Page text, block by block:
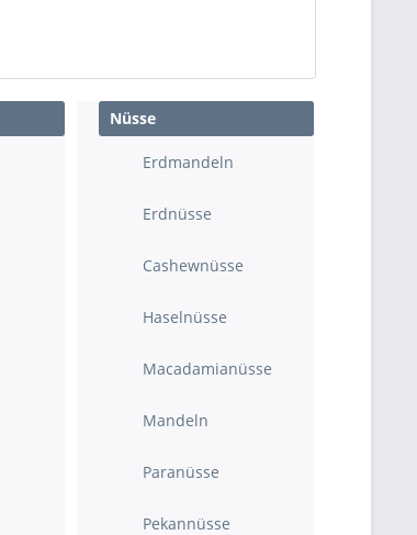
Nüsse
Erdmandeln
Erdnüsse
Cashewnüsse
Haselnüsse
Macadamianüsse
Mandeln
Paranüsse
Pekannüsse